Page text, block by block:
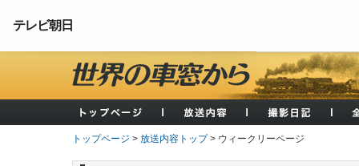
テレビ朝日
トップページ > 放送内容トップ> ウィークリーページ